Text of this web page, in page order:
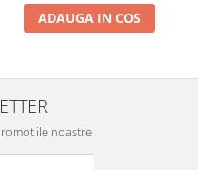
ADAUGA IN COS
noastre